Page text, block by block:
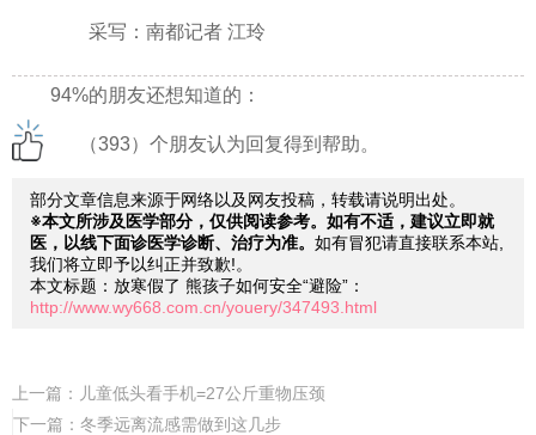
采写：南都记者 江玲
94%的朋友还想知道的：
（393）个朋友认为回复得到帮助。
部分文章信息来源于网络以及网友投稿，转载请说明出处。
※本文所涉及医学部分，仅供阅读参考。如有不适，建议立即就
医，以线下面诊医学诊断、治疗为准。 如有冒犯请直接联系本站,
我们将立即予以纠正并致歉!。
本文标题：放寒假了 熊孩子如何安全“避险”：
http://www.wy668.com.cn/youery/347493.html
上一篇： 儿童低头看手机=27公斤重物压颈
下一篇： 冬季远离流感需做到这几步